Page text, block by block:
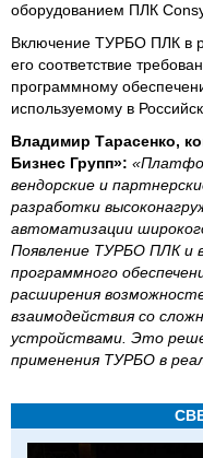
оборудованием ПЛК
Включение ТУРБО ПЛК в
его соответствие
программному
используемому в
Владимир Тарасенко,
Бизнес Групп»:
вендорские и
разработки
автоматизации
Появление ТУРБО ПЛК и
программного
расширения
взаимодействия со
устройствами. Это
применения ТУРБО в